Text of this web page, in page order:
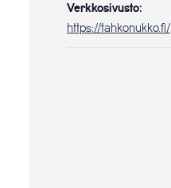
Verkkosivusto:
https://tahkonukko.fi/